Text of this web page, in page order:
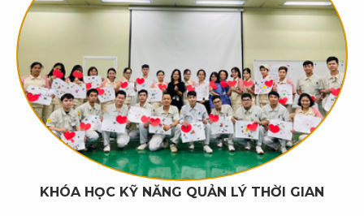
KHÓA HỌC KỸ NĂNG QUẢN LÝ THỜI GIAN